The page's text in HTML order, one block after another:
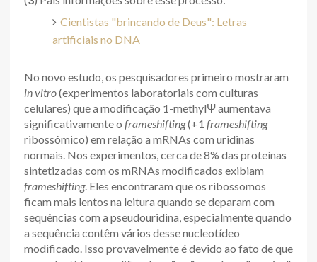
Cientistas "brincando de Deus": Letras
artificiais no DNA
No novo estudo, os pesquisadores primeiro mostraram
in vitro(experimentos laboratoriais com culturas
celulares) que a modificação 1-methylΨ aumentava
significativamente o frameshifting(+1 frameshifting
ribossômico) em relação a mRNAs com uridinas
normais. Nos experimentos, cerca de 8% das proteínas
sintetizadas com os mRNAs modificados exibiam
frameshifting. Eles encontraram que os ribossomos
ficam mais lentos na leitura quando se deparam com
sequências com a pseudouridina, especialmente quando
a sequência contêm vários desse nucleotídeo
modificado. Isso provavelmente é devido ao fato de que